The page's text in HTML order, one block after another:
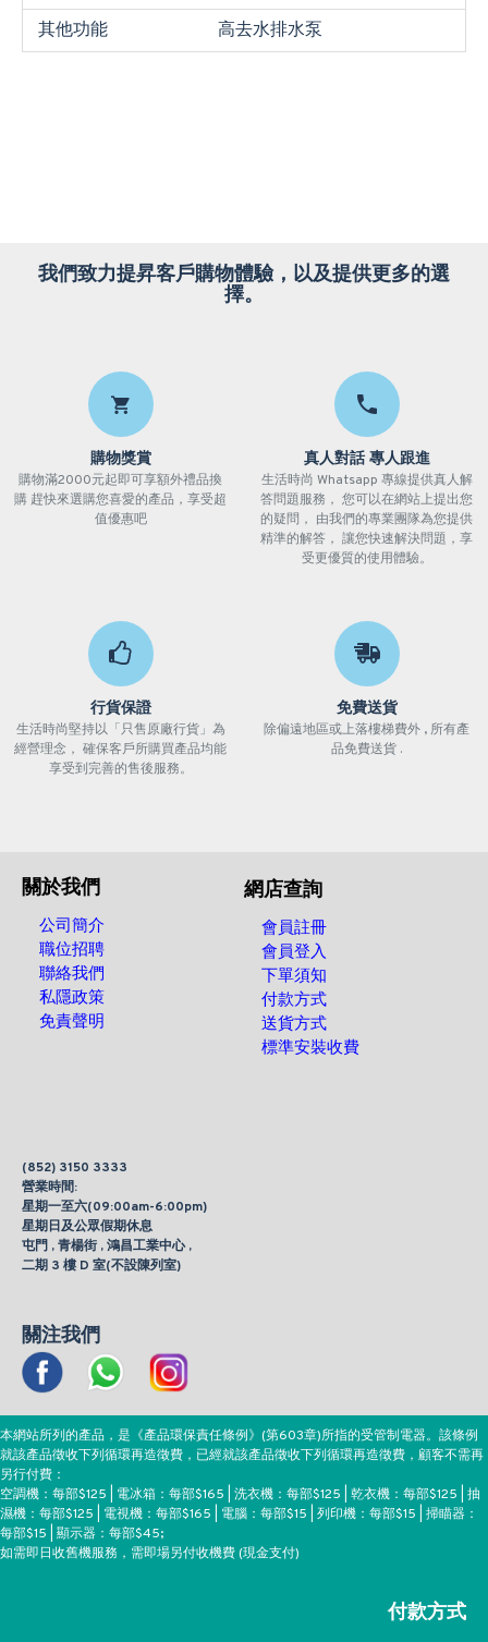
其他功能
高去水排水泵
我們致力提昇客戶購物體驗，以及提供更多的選
擇。
購物獎賞
購物滿2000元起即可享額外禮品換
購 趕快來選購您喜愛的產品，享受超
值優惠吧
真人對話 專人跟進
生活時尚 Whatsapp 專線提供真人解
答問題服務， 您可以在網站上提出您
的疑問， 由我們的專業團隊為您提供
精準的解答， 讓您快速解決問題，享
受更優質的使用體驗。
行貨保證
生活時尚堅持以「只售原廠行貨」為
經營理念， 確保客戶所購買產品均能
享受到完善的售後服務。
免費送貨
除偏遠地區或上落樓梯費外 , 所有產
品免費送貨 .
關於我們
公司簡介
職位招聘
聯絡我們
私隱政策
免責聲明
網店查詢
會員註冊
會員登入
下單須知
付款方式
送貨方式
標準安裝收費
(852) 3150 3333
營業時間:
星期一至六(09:00am-6:00pm)
星期日及公眾假期休息
屯門 , 青楊街 , 鴻昌工業中心 ,
二期 3 樓 D 室(不設陳列室)
關注我們
本網站所列的產品，是《產品環保責任條例》(第603章)所指的受管制電器。該條例
就該產品徵收下列循環再造徵費，已經就該產品徵收下列循環再造徵費，顧客不需再
另行付費：
空調機：每部$125 | 電冰箱：每部$165 | 洗衣機：每部$125 | 乾衣機：每部$125 | 抽
濕機：每部$125 | 電視機：每部$165 | 電腦：每部$15 | 列印機：每部$15 | 掃瞄器：
每部$15 | 顯示器：每部$45;
如需即日收舊機服務，需即場另付收機費 (現金支付)
付款方式